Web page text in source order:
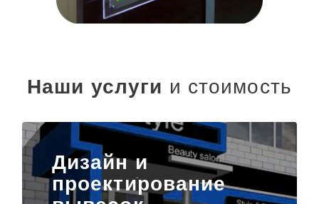
Наши услуги и стоимость
Дизайн и
проектирование